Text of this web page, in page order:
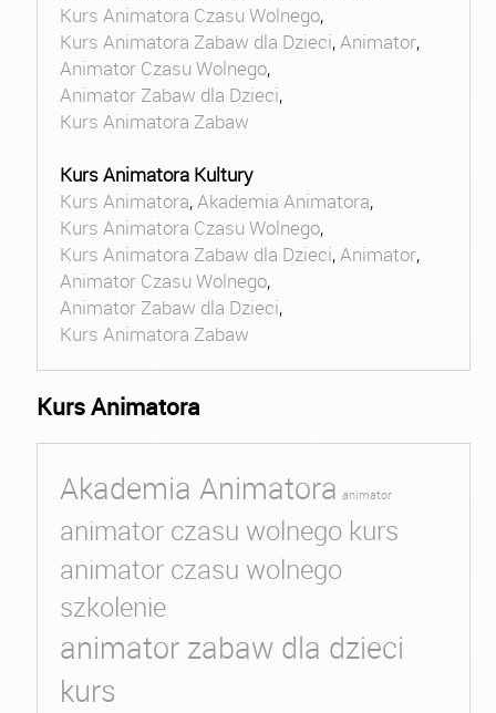
Kurs Animatora Czasu Wolnego,
Kurs Animatora Zabaw dla Dzieci,Animator,
Animator Czasu Wolnego,
Animator Zabaw dla Dzieci,
Kurs Animatora Zabaw
Kurs Animatora Kultury
Kurs Animatora,Akademia Animatora,
Kurs Animatora Czasu Wolnego,
Kurs Animatora Zabaw dla Dzieci,Animator,
Animator Czasu Wolnego,
Animator Zabaw dla Dzieci,
Kurs Animatora Zabaw
Kurs Animatora
Akademia Animatora animator
animator czasu wolnego kurs
animator czasu wolnego
szkolenie
animator zabaw dla dzieci
kurs